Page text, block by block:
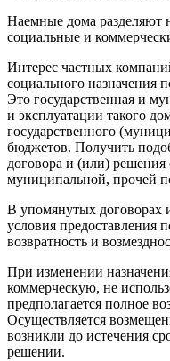
Наемные дома разделяют
социальные и
Интерес частных
социального назначения
Это государственная и
и эксплуатации такого
государственного
бюджетов. Получить
договора и (или) решения
муниципальной, прочей
В упомянутых договорах
условия предоставления
возвратность и
При изменении
коммерческую, не
предполагается полное
Осуществляется
возникли до истечения
решении.